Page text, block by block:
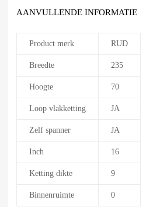
AANVULLENDE INFORMATIE
Product merk RUD
Breedte 235
Hoogte 70
Loop vlakketting JA
Zelf spanner JA
Inch 16
Ketting dikte 9
Binnenruimte 0